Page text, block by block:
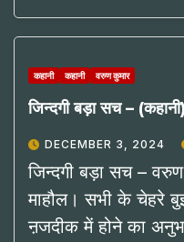
कहानी कहानी वरुण कुमार
जिन्दगी बड़ा सच – (कहानी)
DECEMBER 3, 2024
जिन्दगी बड़ा सच –
माहौल। सभी के चेहरे
ऩजदीक में होने का